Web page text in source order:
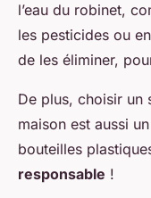
l’eau du robinet,
les pesticides ou
de les éliminer,
De plus, choisir un
maison est aussi
bouteilles
responsable !